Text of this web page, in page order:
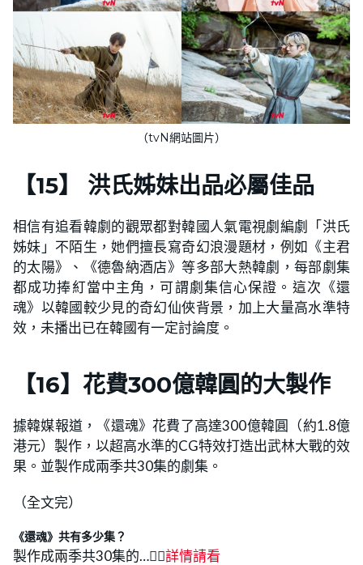
（tvN網站圖片）
【15】 洪氏姊妹出品必屬佳品
相信有追看韓劇的觀眾都對韓國人氣電視劇編劇「洪氏
姊妹」不陌生，她們擅長寫奇幻浪漫題材，例如《主君
的太陽》、《德魯納酒店》等多部大熱韓劇，每部劇集
都成功捧糽當中主角，可謂劇集信心保證。這次《還
魂》以韓國較少見的奇幻仙俠背景，加上大量高水準特
效，未播出已在韓國有一定討論度。
【16】 花費300億韓圓的大製作
據韓媒報道，《還魂》花費了高達300億韓圓（約1.8億
港元）製作，以超高水準的CG特效打造出武林大戰的效
果。並製作成兩季共30集的劇集。
（全文完）
《還魂》共有多少集？
製作成兩季共30集的…👉🏻詳情請看